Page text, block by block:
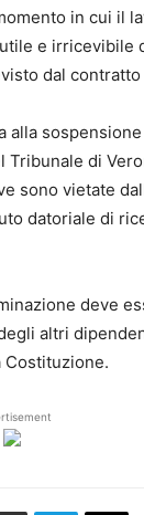
in cui il
e irricevibile
dal contratto
alla
di
sono vietate
datoriale di
deve
altri
Costituzione.